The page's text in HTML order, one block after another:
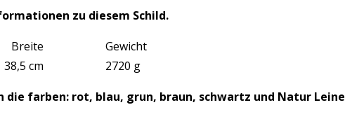
zu diesem Schild.
Gewicht
cm 2720 g
die farben: rot, blau, grun, braun, schwartz und Natur